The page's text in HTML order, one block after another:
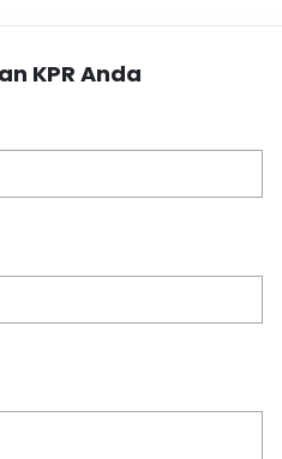
KPR Anda